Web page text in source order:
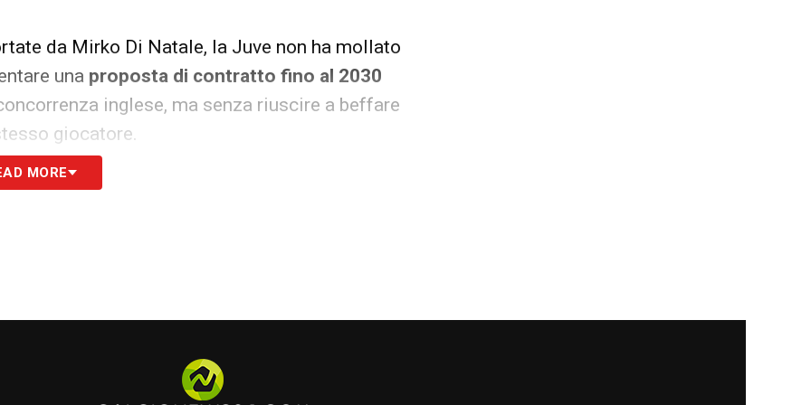
da Mirko Di Natale, la Juve non ha mollato
una proposta di contratto fino al 2030
inglese, ma senza riuscire a beffare
giocatore.
rispecchiano il valore percepito, o
MORE